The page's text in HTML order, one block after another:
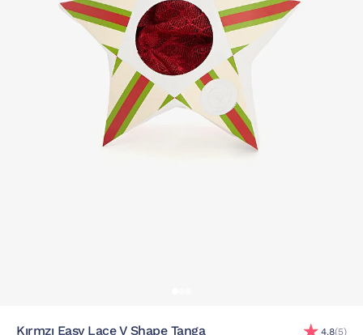
Kırmzı Easy Lace V Shape Tanga
4.8(5)